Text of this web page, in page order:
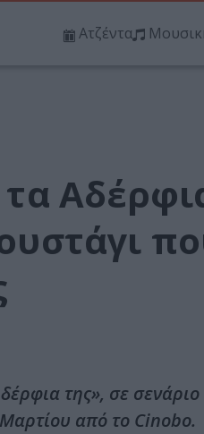
Ατζέντα
της», σε
από το Cinobo.